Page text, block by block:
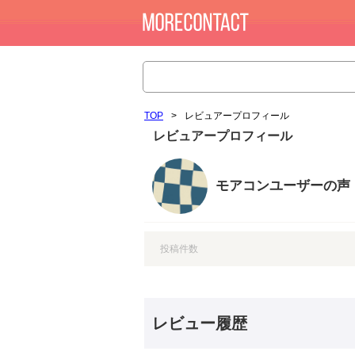
TOP > レビュアープロフィール
レビュアープロフィール
モアコンユーザーの声
投稿件数
レビュー履歴